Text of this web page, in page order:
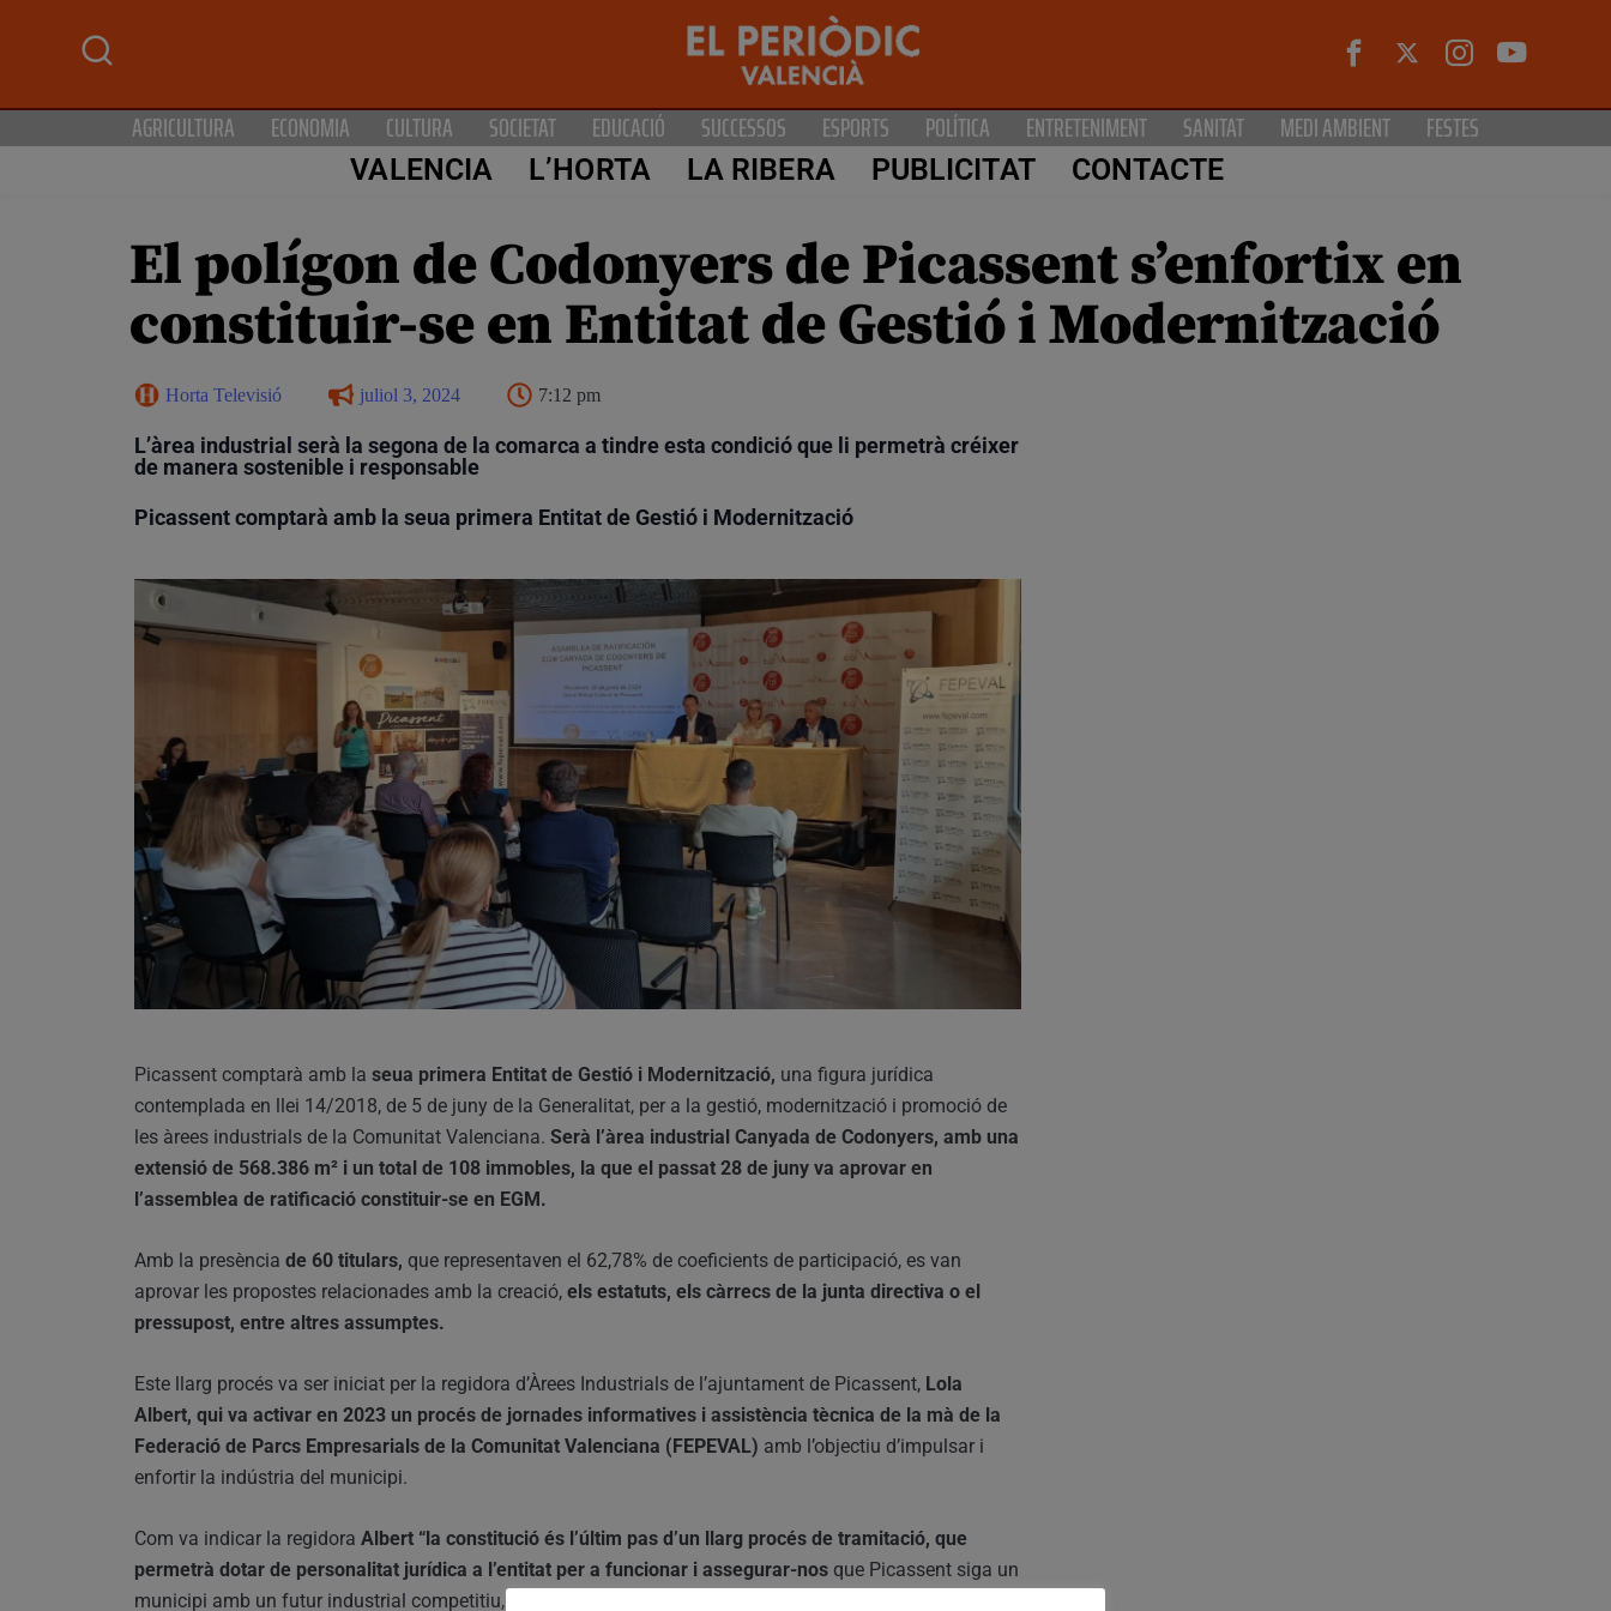
AGRICULTURA ECONOMIA CULTURA SOCIETAT EDUCACIÓ SUCCESSOS ESPORTS POLÍTICA ENTRETENIMENT SANITAT MEDI AMBIENT FESTES
VALENCIA L’HORTA LA RIBERA PUBLICITAT CONTACTE
El polígon de Codonyers de Picassent s’enfortix en
constituir-se en Entitat de Gestió i Modernització
Horta Televisió juliol 3, 2024 7:12 pm
L’àrea industrial serà la segona de la comarca a tindre esta condició que li permetrà créixer
de manera sostenible i responsable
Picassent comptarà amb la seua primera Entitat de Gestió i Modernització
Picassent comptarà amb la seua primera Entitat de Gestió i Modernització, una figura jurídica
contemplada en llei 14/2018, de 5 de juny de la Generalitat, per a la gestió, modernització i promoció de
les àrees industrials de la Comunitat Valenciana. Serà l’àrea industrial Canyada de Codonyers, amb una
extensió de 568.386 m² i un total de 108 immobles, la que el passat 28 de juny va aprovar en
l’assemblea de ratificació constituir-se en EGM.
Amb la presència de 60 titulars, que representaven el 62,78% de coeficients de participació, es van
aprovar les propostes relacionades amb la creació, els estatuts, els càrrecs de la junta directiva o el
pressupost, entre altres assumptes.
Este llarg procés va ser iniciat per la regidora d’Àrees Industrials de l’ajuntament de Picassent, Lola
Albert, qui va activar en 2023 un procés de jornades informatives i assistència tècnica de la mà de la
Federació de Parcs Empresarials de la Comunitat Valenciana (FEPEVAL) amb l’objectiu d’impulsar i
enfortir la indústria del municipi.
Com va indicar la regidora Albert “la constitució és l’últim pas d’un llarg procés de tramitació, que
permetrà dotar de personalitat jurídica a l’entitat per a funcionar i assegurar-nos que Picassent siga un
municipi amb un futur industrial competitiu, sostenible i socialment responsable”.